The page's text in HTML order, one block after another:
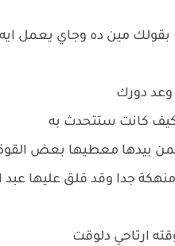
مين ده وجاي يعمل ايه
دورك
كيف كانت ستتحدث به
بيدها معطيها بعض القوة
جدا وقد قلق عليها
ارتاحي دلوقت